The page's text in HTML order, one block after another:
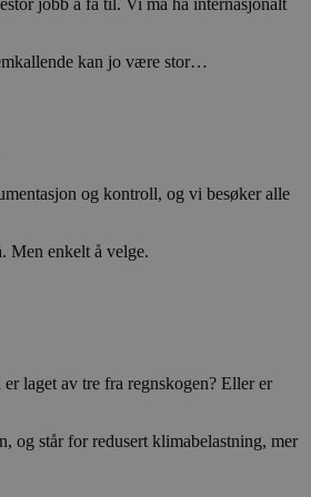
jobb å få til. Vi må ha internasjonalt
kan jo være stor…
og kontroll, og vi besøker alle
Men enkelt å velge.
laget av tre fra regnskogen? Eller er
og står for redusert klimabelastning, mer